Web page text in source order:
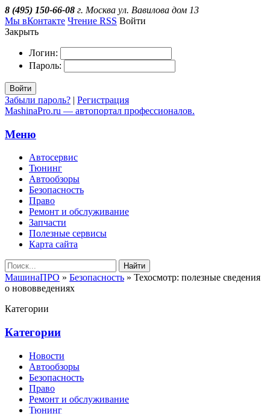
8 (495) 150-66-08 г. Москва ул. Вавилова дом 13
Мы вКонтакте Чтение RSS Войти
Закрыть
Логин:
Пароль:
Войти
Забыли пароль? | Регистрация
MashinaPro.ru — автопортал профессионалов.
Меню
Автосервис
Тюнинг
Автообзоры
Безопасность
Право
Ремонт и обслуживание
Запчасти
Полезные сервисы
Карта сайта
Найти
МашинаПРО » Безопасность » Техосмотр: полезные сведения
о нововведениях
Категории
Категории
Новости
Автообзоры
Безопасность
Право
Ремонт и обслуживание
Тюнинг